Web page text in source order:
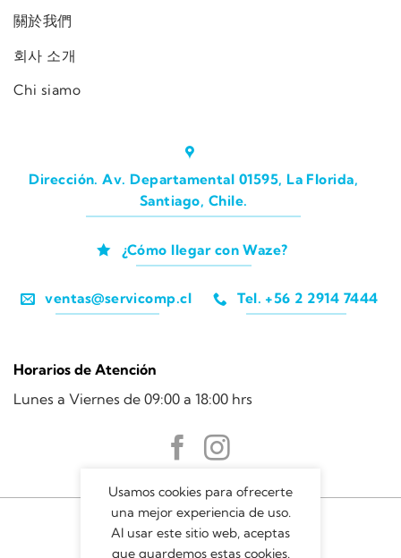
關於我們
회사 소개
Chi siamo
Dirección. Av. Departamental 01595, La Florida,
Santiago, Chile.
¿Cómo llegar con Waze?
ventas@servicomp.cl Tel. +56 2 2914 7444
Horarios de Atención
Lunes a Viernes de 09:00 a 18:00 hrs
Usamos cookies para ofrecerte
una mejor experiencia de uso.
Al usar este sitio web, aceptas
que guardemos estas cookies.